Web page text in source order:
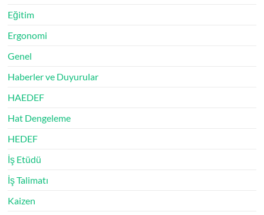
Eğitim
Ergonomi
Genel
Haberler ve Duyurular
HAEDEF
Hat Dengeleme
HEDEF
İş Etüdü
İş Talimatı
Kaizen